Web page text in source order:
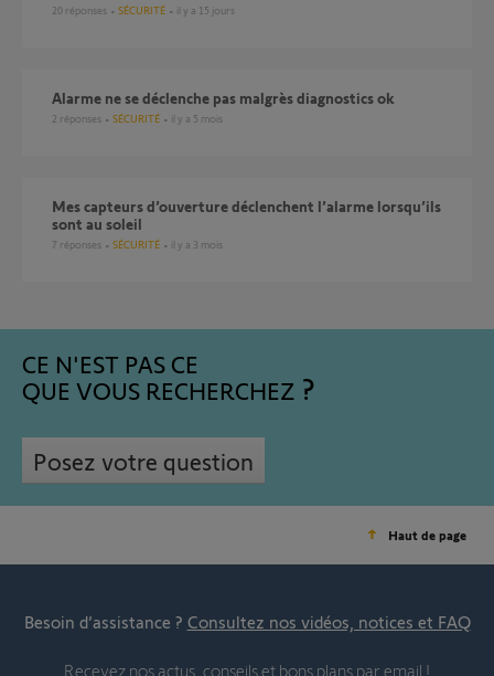
20 réponses SÉCURITÉ il y a 15 jours
Alarme ne se déclenche pas malgrès diagnostics ok
2 réponses SÉCURITÉ il y a 5 mois
Mes capteurs d’ouverture déclenchent l’alarme lorsqu’ils
sont au soleil
7 réponses SÉCURITÉ il y a 3 mois
CE N'EST PAS CE
QUE VOUS RECHERCHEZ
Posez votre question
Haut de page
Besoin d’assistance ? Consultez nos vidéos, notices et FAQ
Recevez nos actus, conseils et bons plans par email !